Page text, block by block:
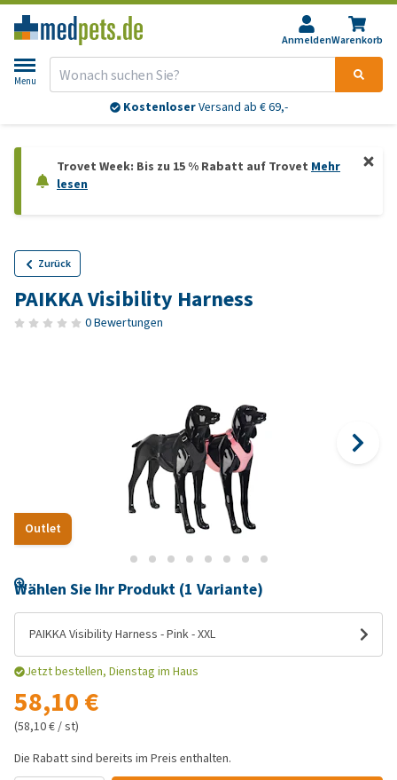
AnmeldenWarenkorb
Menu
KostenloserVersand ab € 69,-
Trovet Week: Bis zu 15 % Rabatt auf Trovet Mehr
lesen
Zurück
PAIKKA Visibility Harness
0 Bewertungen
Outlet
Wählen Sie Ihr Produkt (1 Variante)
PAIKKA Visibility Harness - Pink - XXL
Jetzt bestellen, Dienstag im Haus
58,10 €
(58,10 € / st)
Die Rabatt sind bereits im Preis enthalten.